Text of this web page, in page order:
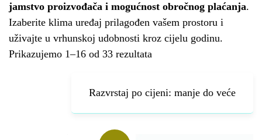
jamstvo proizvođača i mogućnost obročnog plaćanja.
Izaberite klima uređaj prilagođen vašem prostoru i
uživajte u vrhunskoj udobnosti kroz cijelu godinu.
Prikazujemo 1–16 od 33 rezultata